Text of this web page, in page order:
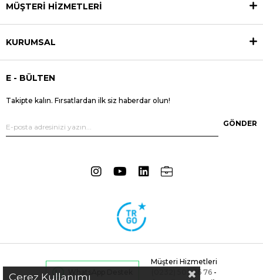
MÜŞTERİ HİZMETLERİ
KURUMSAL
E - BÜLTEN
Takipte kalın. Fırsatlardan ilk siz haberdar olun!
GÖNDER
Müşteri Hizmetleri
(0232) 502 66 76-
Çerez Kullanımı